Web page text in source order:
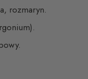
rozmaryn.